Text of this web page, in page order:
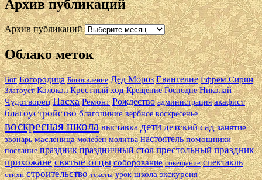
Архив публикаций
Архив публикаций
Облако меток
Бог Богородица Богоявление Дед Мороз Евангелие Ефрем Сирин
Златоуст Колокол Крестный ход Крещение Господне Николай
Чудотворец Пасха Ремонт Рождество администрация акафист
благоустройство благочиние вербное воскресенье
воскресная школа выставка дети детский сад занятие
звонарь масленица молебен молитва настоятель помощники
послание праздник праздничный стол престольный праздник
прихожане святые отцы соборование совещание спектакль
стихи строительство тексты урок школа экскурсия